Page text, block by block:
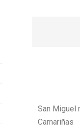
San Miguel
Camariñas